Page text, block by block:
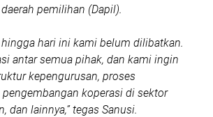
pemilihan (Dapil).
hingga hari ini kami belum dilibatkan.
antar semua pihak, dan kami ingin
kepengurusan, proses
koperasi di sektor
dan lainnya,” tegas Sanusi.